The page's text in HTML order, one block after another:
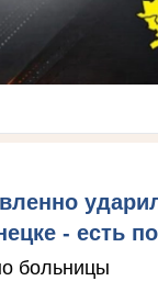
- есть
больницы